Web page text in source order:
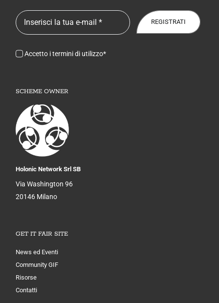
Accetto i termini di utilizzo*
REGISTRATI
SCHEME OWNER
Holonic Network Srl SB
Via Washington 96
20146 Milano
GET IT FAIR SITE
News ed Eventi
Community GIF
Risorse
Contatti